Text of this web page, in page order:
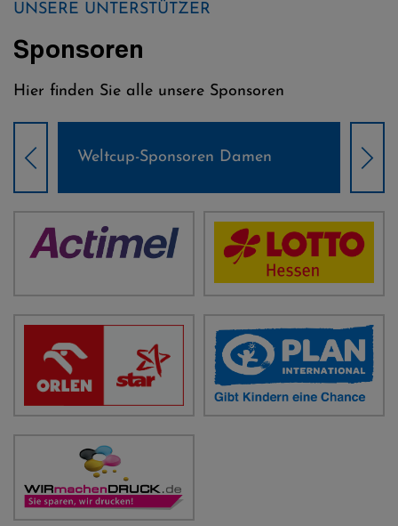
UNSERE UNTERSTÜTZER
Sponsoren
Hier finden Sie alle unsere Sponsoren
Weltcup-Sponsoren Damen